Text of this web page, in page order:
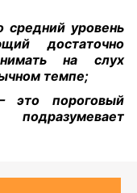
средний уровень
достаточно
на слух
темпе;
это пороговый